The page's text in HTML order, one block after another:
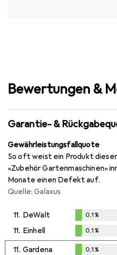
Bewertungen &
Garantie- &
Gewährleistungsfallquote
So oft weist ein Produkt
«Zubehör Gartenmaschinen»
Monate einen Defekt auf.
Quelle: Galaxus
11. DeWalt
%
0,1%
11. Einhell
0,1%
0,1%
11. Gardena 0,1%